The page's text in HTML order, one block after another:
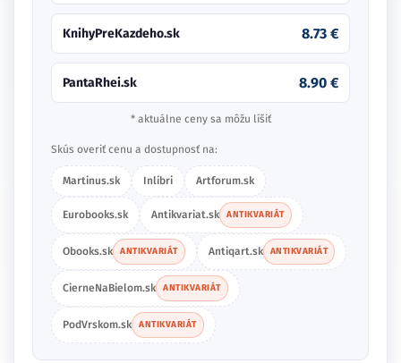
KnihyPreKazdeho.sk 8.73 €
PantaRhei.sk 8.90 €
* aktuálne ceny sa môžu líšiť
Skús overiť cenu a dostupnosť na:
Martinus.sk Inlibri Artforum.sk
Eurobooks.sk Antikvariat.sk ANTIKVARIÁT
Obooks.sk ANTIKVARIÁT Antiqart.sk ANTIKVARIÁT
CierneNaBielom.sk ANTIKVARIÁT
PodVrskom.sk ANTIKVARIÁT